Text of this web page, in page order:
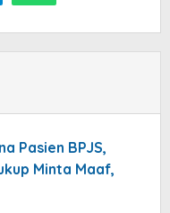
Pasien BPJS,
Minta Maaf,